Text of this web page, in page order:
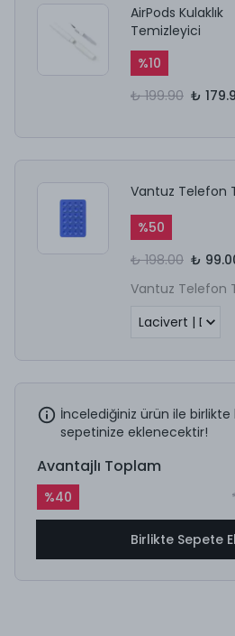
AirPods Kulaklık
Temizleyici
%10
₺ 199.90 ₺
Vantuz Telefon
%50
₺ 198.00 ₺
Vantuz Telefon
İncelediğiniz ürün ile
sepetinize eklenecektir!
Avantajlı Toplam
%40
Birlikte Sepete